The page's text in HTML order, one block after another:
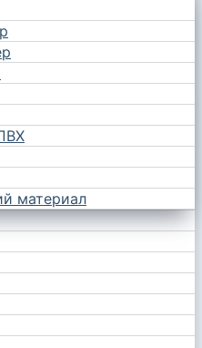
материал